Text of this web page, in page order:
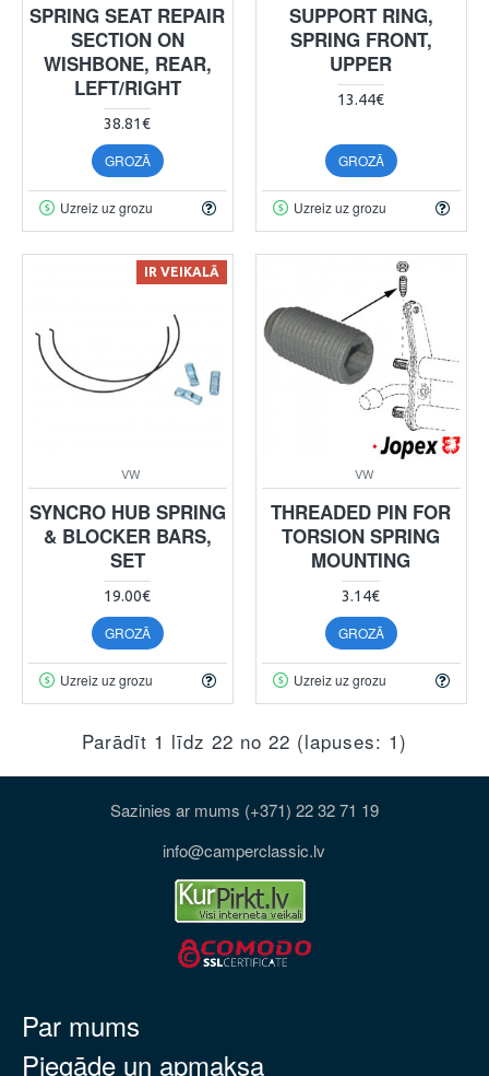
SPRING SEAT REPAIR
SECTION ON
WISHBONE, REAR,
LEFT/RIGHT
38.81€
GROZĀ
Uzreiz uz grozu
SUPPORT RING,
SPRING FRONT,
UPPER
13.44€
GROZĀ
Uzreiz uz grozu
IR VEIKALĀ
VW
SYNCRO HUB SPRING
& BLOCKER BARS,
SET
19.00€
GROZĀ
Uzreiz uz grozu
VW
THREADED PIN FOR
TORSION SPRING
MOUNTING
3.14€
GROZĀ
Uzreiz uz grozu
Parādīt 1 līdz 22 no 22 (lapuses: 1)
Sazinies ar mums (+371) 22 32 71 19
info@camperclassic.lv
Par mums
Piegāde un apmaksa